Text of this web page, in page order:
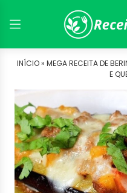
INÍCIO » MEGA RECEITA DE
E